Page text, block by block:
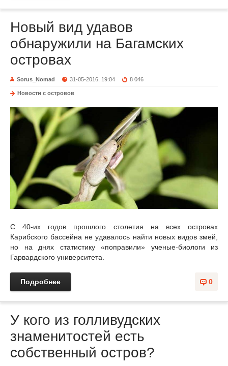
Новый вид удавов
обнаружили на Багамских
островах
Sorus_Nomad 31-05-2016, 19:04 8 046
Новости с островов
С 40-их годов прошлого столетия на всех островах
Карибского бассейна не удавалось найти новых видов змей,
но на днях статистику «поправили» ученые-биологи из
Гарвардского университета.
0
Подробнее
У кого из голливудских
знаменитостей есть
собственный остров?